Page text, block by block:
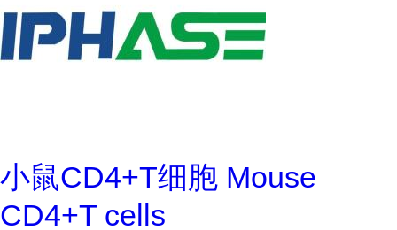
小鼠CD4+T细胞 Mouse
CD4+T cells